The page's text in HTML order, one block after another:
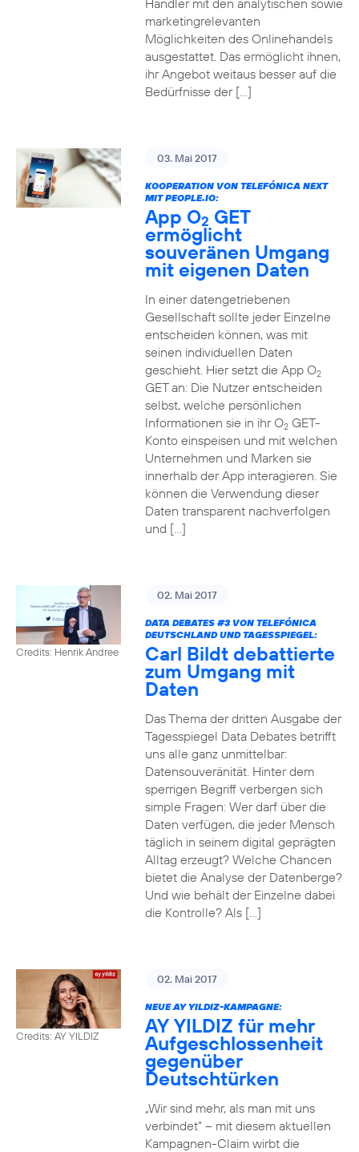
Händler mit den analytischen sowie
marketingrelevanten
Möglichkeiten des Onlinehandels
ausgestattet. Das ermöglicht ihnen,
ihr Angebot weitaus besser auf die
Bedürfnisse der […]
03. Mai 2017
KOOPERATION VON TELEFÓNICA NEXT
MIT PEOPLE.IO:
App O2 GET
ermöglicht
souveränen Umgang
mit eigenen Daten
In einer datengetriebenen
Gesellschaft sollte jeder Einzelne
entscheiden können, was mit
seinen individuellen Daten
geschieht. Hier setzt die App O2
GET an: Die Nutzer entscheiden
selbst, welche persönlichen
Informationen sie in ihr O2GET-
Konto einspeisen und mit welchen
Unternehmen und Marken sie
innerhalb der App interagieren. Sie
können die Verwendung dieser
Daten transparent nachverfolgen
und […]
Credits: Henrik Andree
02. Mai 2017
DATA DEBATES #3VON TELEFÓNICA
DEUTSCHLAND UND TAGESSPIEGEL:
Carl Bildt debattierte
zum Umgang mit
Daten
Das Thema der dritten Ausgabe der
Tagesspiegel Data Debates betrifft
uns alle ganz unmittelbar:
Datensouveränität. Hinter dem
sperrigen Begriff verbergen sich
simple Fragen: Wer darf über die
Daten verfügen, die jeder Mensch
täglich in seinem digital geprägten
Alltag erzeugt? Welche Chancen
bietet die Analyse der Datenberge?
Und wie behält der Einzelne dabei
die Kontrolle? Als […]
Credits: AY YILDIZ
02. Mai 2017
NEUE AY YILDIZ-KAMPAGNE:
AY YILDIZ für mehr
Aufgeschlossenheit
gegenüber
Deutschtürken
„Wir sind mehr, als man mit uns
verbindet“ – mit diesem aktuellen
Kampagnen-Claim wirbt die